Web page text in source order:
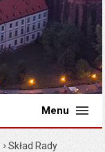
Menu
Skład Rady